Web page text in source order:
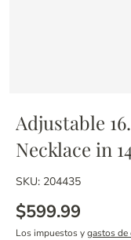
Adjustable
Necklace in
SKU: 204435
$599.99
Los impuestos ygastos de